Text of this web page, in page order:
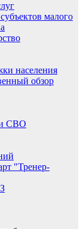
малого
населения
обзор
СВО
"Тренер-